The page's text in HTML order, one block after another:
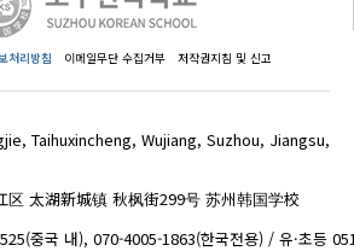
처리방침 이메일무단 수집거부 저작권지침 및 신고
Taihuxincheng, Wujiang, Suzhou, Jiangsu,
太湖新城镇 秋枫街299号 苏州韩国学校
중국 내), 070-4005-1863(한국전용) / 유·초등